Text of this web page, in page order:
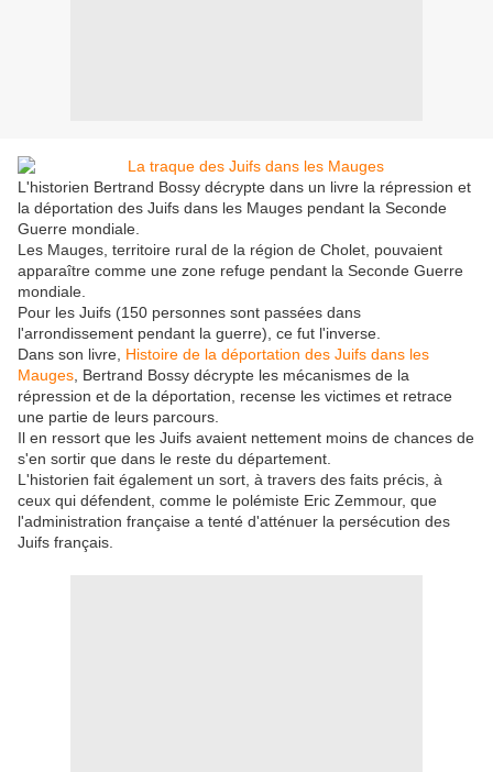
L'historien Bertrand Bossy décrypte dans un livre la répression et
la déportation des Juifs dans les Mauges pendant la Seconde
Guerre mondiale.
Les Mauges, territoire rural de la région de Cholet, pouvaient
apparaître comme une zone refuge pendant la Seconde Guerre
mondiale.
Pour les Juifs (150 personnes sont passées dans
l'arrondissement pendant la guerre), ce fut l'inverse.
Dans son livre, Histoire de la déportation des Juifs dans les
Mauges , Bertrand Bossy décrypte les mécanismes de la
répression et de la déportation, recense les victimes et retrace
une partie de leurs parcours.
Il en ressort que les Juifs avaient nettement moins de chances de
s'en sortir que dans le reste du département.
L'historien fait également un sort, à travers des faits précis, à
ceux qui défendent, comme le polémiste Eric Zemmour, que
l'administration française a tenté d'atténuer la persécution des
Juifs français.